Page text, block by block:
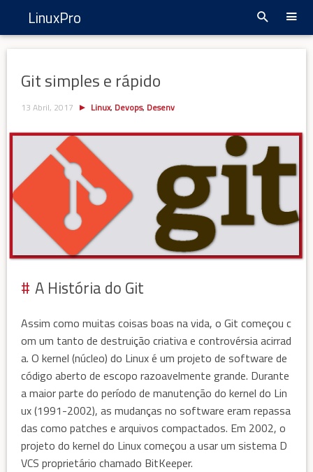
LinuxPro
Git simples e rápido
13 Abril, 2017 Linux, Devops, Desenv
A História do Git
Assim como muitas coisas boas na vida, o Git começou c
om um tanto de destruição criativa e controvérsia acirrad
a. O kernel (núcleo) do Linux é um projeto de software de
código aberto de escopo razoavelmente grande. Durante
a maior parte do período de manutenção do kernel do Lin
ux (1991-2002), as mudanças no software eram repassa
das como patches e arquivos compactados. Em 2002, o
projeto do kernel do Linux começou a usar um sistema D
VCS proprietário chamado BitKeeper.